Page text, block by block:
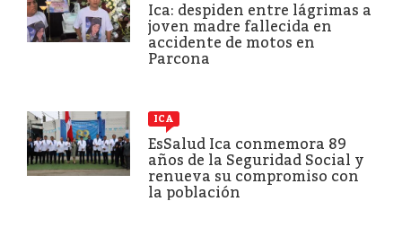
Ica: despiden entre lágrimas a
joven madre fallecida en
accidente de motos en
Parcona
ICA
EsSalud Ica conmemora 89
años de la Seguridad Social y
renueva su compromiso con
la población